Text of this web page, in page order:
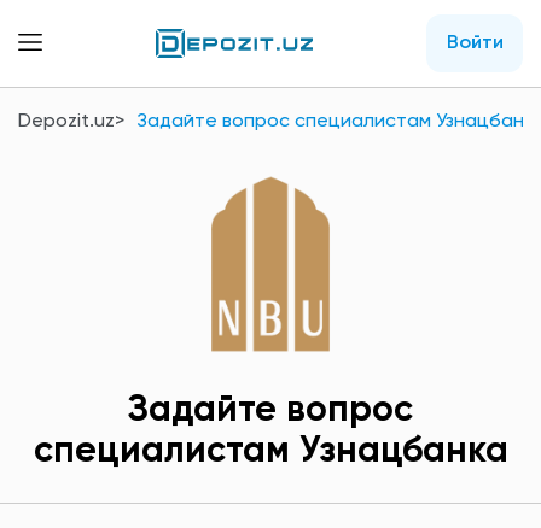
Войти
Depozit.uz Задайте вопрос специалистам
Задайте вопрос
специалистам Узнацбанка